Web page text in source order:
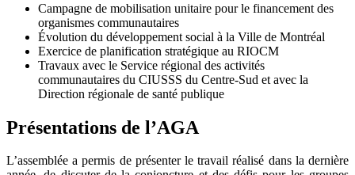
Campagne de mobilisation unitaire pour le financement des
organismes communautaires
Évolution du développement social à la Ville de Montréal
Exercice de planification stratégique au RIOCM
Travaux avec le Service régional des activités
communautaires du CIUSSS du Centre-Sud et avec la
Direction régionale de santé publique
Présentations de l’AGA
L’assemblée a permis de présenter le travail réalisé dans la dernière